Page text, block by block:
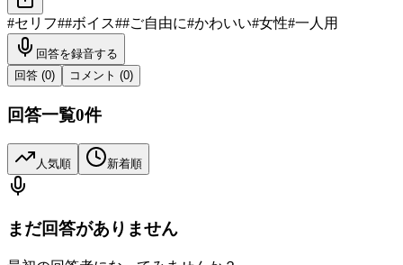
#セリフ##ボイス##ご自由に#かわいい#女性#一人用
回答を録音する
回答 (0) コメント (0)
回答一覧0件
人気順 新着順
まだ回答がありません